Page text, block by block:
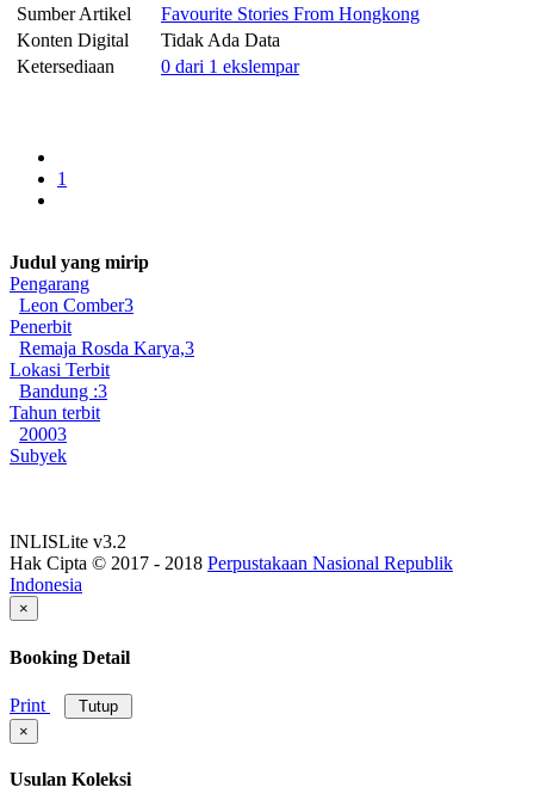
Sumber Artikel
Favourite Stories From Hongkong
Konten Digital
Tidak Ada Data
Ketersediaan
0 dari 1 ekslempar
1
Judul yang mirip
Pengarang
Leon Comber3
Penerbit
Remaja Rosda Karya,3
Lokasi Terbit
Bandung :3
Tahun terbit
20003
Subyek
INLISLite v3.2
Hak Cipta © 2017 - 2018 Perpustakaan Nasional Republik
Indonesia
×
Booking Detail
Print
Tutup
×
Usulan Koleksi